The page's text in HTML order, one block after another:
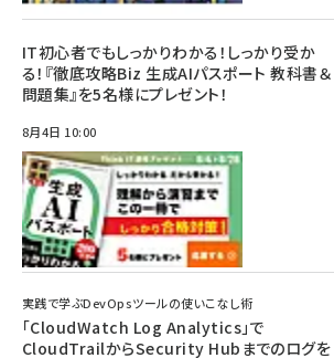
IT初心者でもしっかりわかる！しっかり受か
る！『徹底攻略Biz 生成AIパスポート 教科書＆
問題集』を5名様にプレゼント！
8月4日 10:00
実践で学ぶDevOpsツールの使いこなし術
「CloudWatch Log Analytics」で
CloudTrailからSecurity Hubまでのログを